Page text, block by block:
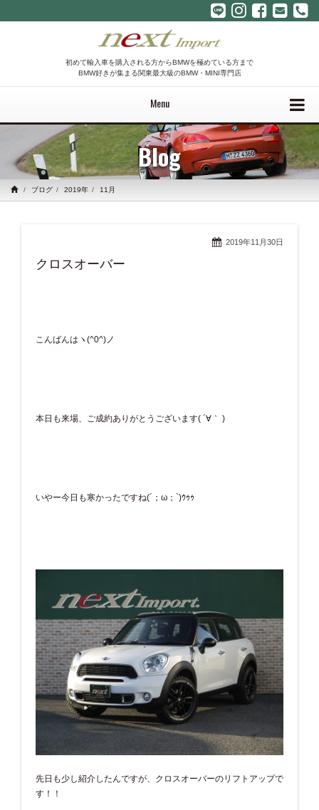
初めて輸入車を購入される方からBMWを極めている方まで
BMW好きが集まる関東最大級のBMW・MINI専門店
Menu
Blog
ブログ 2019年 11月
2019年11月30日
クロスオーバー
こんばんはヽ(^0^)ノ
本日も来場、ご成約ありがとうございます( ´∀｀ )
いやー今日も寒かったですね(´；ω；`)ｳｩｩ
先日も少し紹介したんですが、クロスオーバーのリフトアップで
す！！